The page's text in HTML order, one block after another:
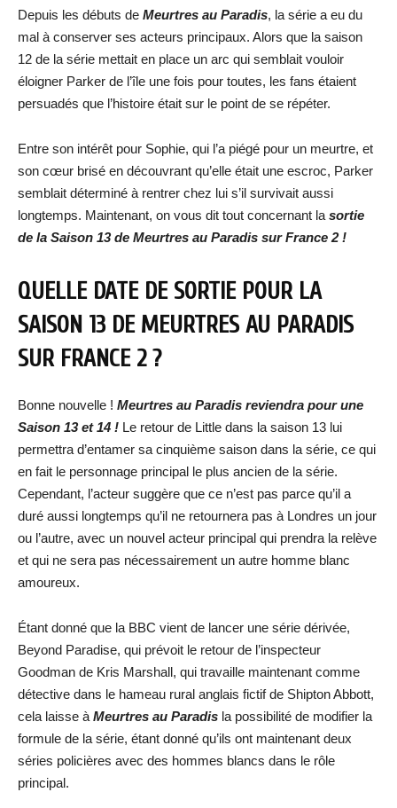
Depuis les débuts de Meurtres au Paradis, la série a eu du
mal à conserver ses acteurs principaux. Alors que la saison
12 de la série mettait en place un arc qui semblait vouloir
éloigner Parker de l’île une fois pour toutes, les fans étaient
persuadés que l’histoire était sur le point de se répéter.
Entre son intérêt pour Sophie, qui l’a piégé pour un meurtre, et
son cœur brisé en découvrant qu’elle était une escroc, Parker
semblait déterminé à rentrer chez lui s’il survivait aussi
longtemps. Maintenant, on vous dit tout concernant la sortie
de la Saison 13 de Meurtres au Paradis sur France 2 !
QUELLE DATE DE SORTIE POUR LA
SAISON 13 DE MEURTRES AU PARADIS
SUR FRANCE 2 ?
Bonne nouvelle ! Meurtres au Paradis reviendra pour une
Saison 13 et 14 ! Le retour de Little dans la saison 13 lui
permettra d’entamer sa cinquième saison dans la série, ce qui
en fait le personnage principal le plus ancien de la série.
Cependant, l’acteur suggère que ce n’est pas parce qu’il a
duré aussi longtemps qu’il ne retournera pas à Londres un jour
ou l’autre, avec un nouvel acteur principal qui prendra la relève
et qui ne sera pas nécessairement un autre homme blanc
amoureux.
Étant donné que la BBC vient de lancer une série dérivée,
Beyond Paradise, qui prévoit le retour de l’inspecteur
Goodman de Kris Marshall, qui travaille maintenant comme
détective dans le hameau rural anglais fictif de Shipton Abbott,
cela laisse à Meurtres au Paradis la possibilité de modifier la
formule de la série, étant donné qu’ils ont maintenant deux
séries policières avec des hommes blancs dans le rôle
principal.